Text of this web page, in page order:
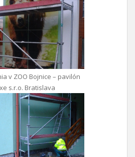
v ZOO Bojnice – pavilón
s.r.o. Bratislava